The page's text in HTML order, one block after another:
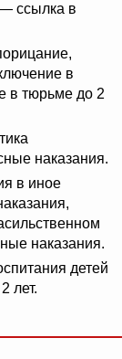
ссылка в
в
в тюрьме до 2
наказания.
в иное
наказания.
детей
лет.